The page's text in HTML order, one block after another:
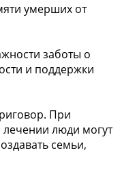
умерших от
заботы о
и поддержки
При
люди могут
семьи,